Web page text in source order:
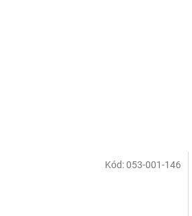
Kód:053-001-146